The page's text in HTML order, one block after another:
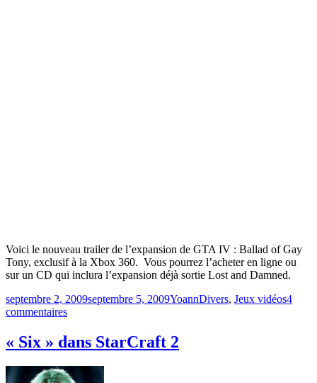
Voici le nouveau trailer de l’expansion de GTA IV : Ballad of Gay
Tony, exclusif à la Xbox 360. Vous pourrez l’acheter en ligne ou
sur un CD qui inclura l’expansion déjà sortie Lost and Damned.
Publié
le
septembre 2, 2009septembre 5, 2009YoannCatégories
Divers, Jeux vidéos4
commentairessur
Gay
« Six » dans StarCraft 2